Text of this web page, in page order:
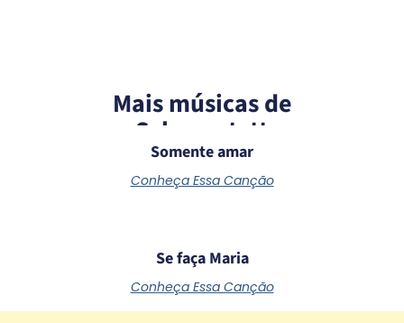
Mais músicas de
Schoenstatt
Somente amar
Conheça Essa Canção
Se faça Maria
Conheça Essa Canção